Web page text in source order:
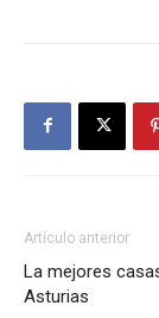
Artículo anterior
La mejores
Asturias